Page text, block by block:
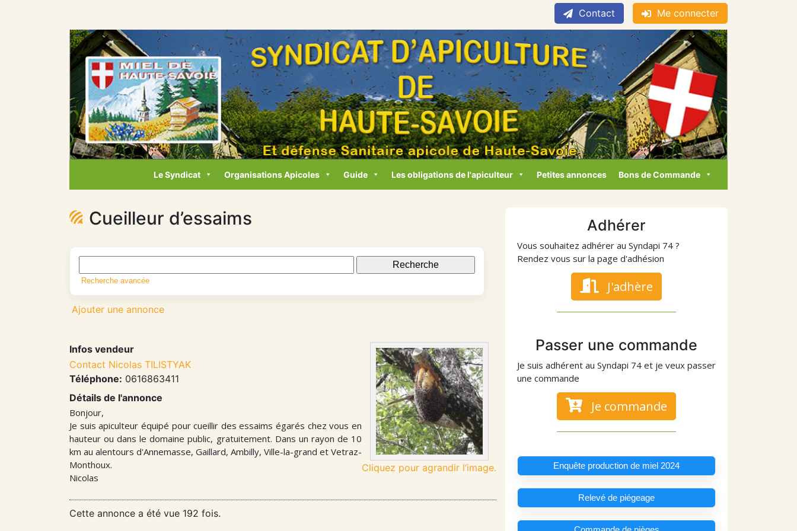
Contact Me connecter
Le Syndicat Organisations Apicoles Guide Les obligations de l'apiculteur Petites annonces Bons de Commande
Cueilleur d’essaims
Recherche avancée
Ajouter une annonce
Cliquez pour agrandir l’image.
Infos vendeur
Contact Nicolas TILISTYAK
Téléphone: 0616863411
Détails de l'annonce
Bonjour,
Je suis apiculteur équipé pour cueillir des essaims égarés chez vous en
hauteur ou dans le domaine public, gratuitement. Dans un rayon de 10
km au alentours d'Annemasse, Gaillard, Ambilly, Ville-la-grand et Vetraz-
Monthoux.
Nicolas
Cette annonce a été vue 192 fois.
Adhérer
Vous souhaitez adhérer au Syndapi 74 ?
Rendez vous sur la page d'adhésion
J'adhère
Passer une commande
Je suis adhérent au Syndapi 74 et je veux passer
une commande
Je commande
Enquête production de miel 2024
Relevé de piégeage